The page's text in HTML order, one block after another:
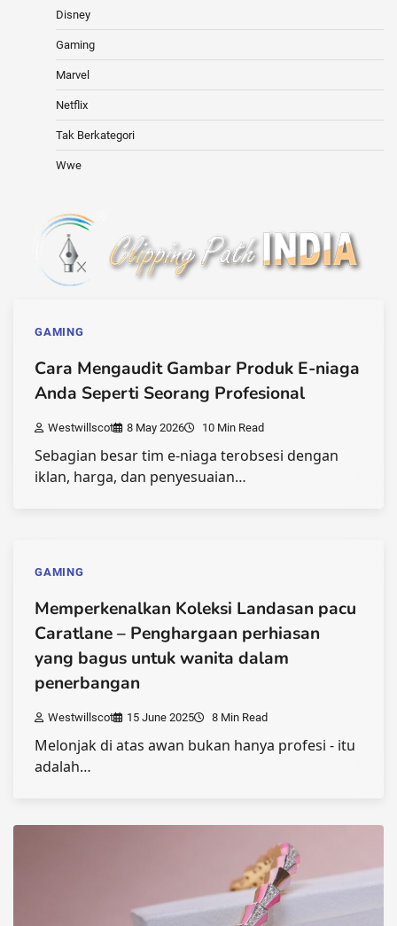
Disney
Gaming
Marvel
Netflix
Tak Berkategori
Wwe
GAMING
Cara Mengaudit Gambar Produk E-niaga
Anda Seperti Seorang Profesional
Westwillscot 8 May 2026 10 Min Read
Sebagian besar tim e-niaga terobsesi dengan
iklan, harga, dan penyesuaian…
GAMING
Memperkenalkan Koleksi Landasan pacu
Caratlane – Penghargaan perhiasan
yang bagus untuk wanita dalam
penerbangan
Westwillscot 15 June 2025 8 Min Read
Melonjak di atas awan bukan hanya profesi - itu
adalah…